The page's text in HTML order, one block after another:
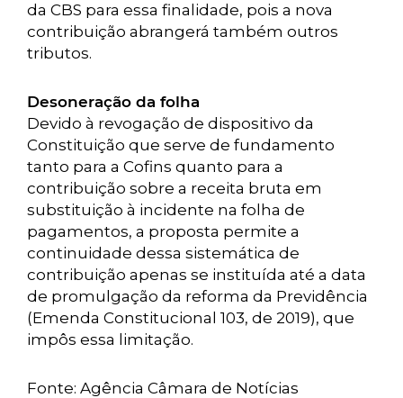
da CBS para essa finalidade, pois a nova
contribuição abrangerá também outros
tributos.
Desoneração da folha
Devido à revogação de dispositivo da
Constituição que serve de fundamento
tanto para a Cofins quanto para a
contribuição sobre a receita bruta em
substituição à incidente na folha de
pagamentos, a proposta permite a
continuidade dessa sistemática de
contribuição apenas se instituída até a data
de promulgação da reforma da Previdência
(Emenda Constitucional 103, de 2019), que
impôs essa limitação.
Fonte: Agência Câmara de Notícias